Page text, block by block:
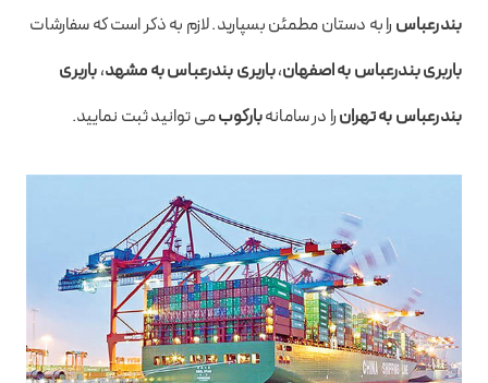
بندرعباس را به دستان مطمئن بسپارید. لازم به ذکر است که سفارشات
باربری بندرعباس به اصفهان،باربری بندرعباس به مشهد،باربری
بندرعباس به تهرانرا در سامانهبارکوبمی توانید ثبت نمایید.